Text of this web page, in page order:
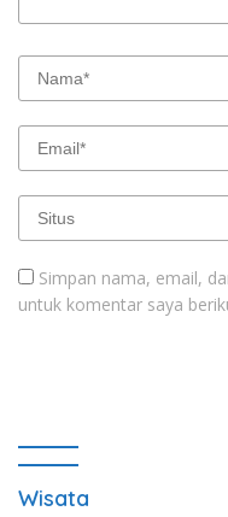
Simpan nama, email,
untuk komentar saya
Wisata